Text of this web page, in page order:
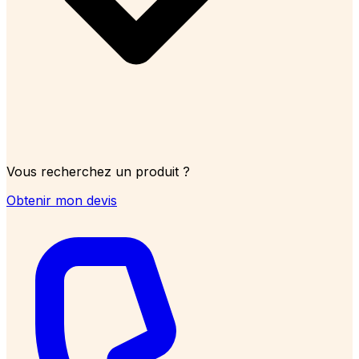
Vous recherchez un produit ?
Obtenir mon devis